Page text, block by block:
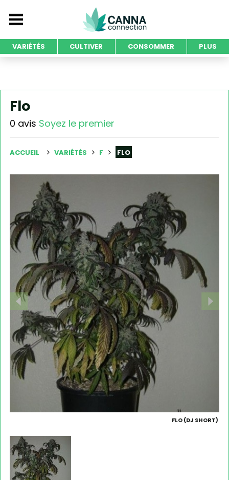
VARIÉTÉS CULTIVER CONSOMMER PLUS
Flo
0 avis Soyez le premier
ACCUEIL VARIÉTÉS F FLO
FLO (DJ SHORT)